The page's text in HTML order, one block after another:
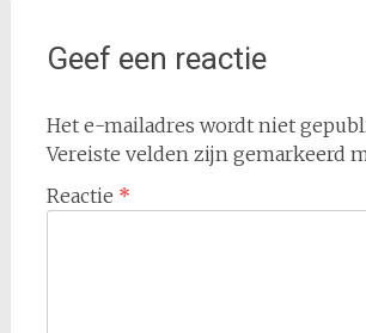
Geef een reactie
Het e-mailadres wordt niet
Vereiste velden zijn gemarkeerd
Reactie *